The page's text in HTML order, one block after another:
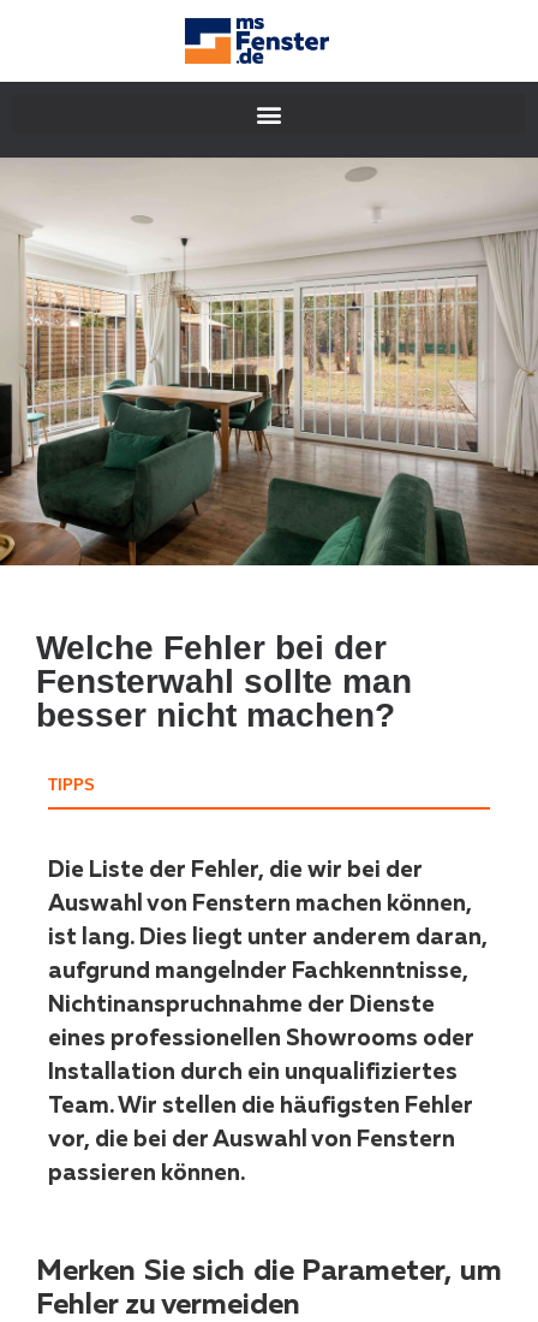
Welche Fehler bei der
Fensterwahl sollte man
besser nicht machen?
TIPPS
Die Liste der Fehler, die wir bei der
Auswahl von Fenstern machen können,
ist lang. Dies liegt unter anderem daran,
aufgrund mangelnder Fachkenntnisse,
Nichtinanspruchnahme der Dienste
eines professionellen Showrooms oder
Installation durch ein unqualifiziertes
Team. Wir stellen die häufigsten Fehler
vor, die bei der Auswahl von Fenstern
passieren können.
Merken Sie sich die Parameter, um
Fehler zu vermeiden